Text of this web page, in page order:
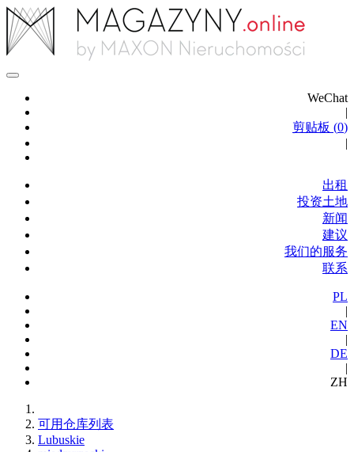
WeChat
|
剪贴板 (0)
|
出租
投资土地
新闻
建议
我们的服务
联系
PL
|
EN
|
DE
|
ZH
可用仓库列表
Lubuskie